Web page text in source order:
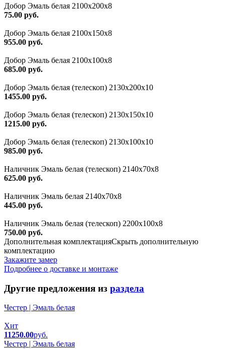
Добор Эмаль белая 2100х200х8
75.00 руб.
Добор Эмаль белая 2100х150х8
955.00 руб.
Добор Эмаль белая 2100х100х8
685.00 руб.
Добор Эмаль белая (телескоп) 2130х200х10
1455.00 руб.
Добор Эмаль белая (телескоп) 2130х150х10
1215.00 руб.
Добор Эмаль белая (телескоп) 2130х100х10
985.00 руб.
Наличник Эмаль белая (телескоп) 2140x70x8
625.00 руб.
Наличник Эмаль белая 2140х70х8
445.00 руб.
Наличник Эмаль белая (телескоп) 2200x100x8
750.00 руб.
Дополнительная комплектацияСкрыть дополнительную
комплектацию
Закажите замер
Подробнее о доставке и монтаже
Другие предложения из раздела
Честер | Эмаль белая
Хит
11250.00руб.
Честер | Эмаль белая